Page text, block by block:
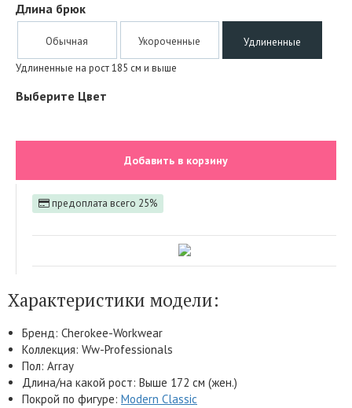
Длина брюк
Обычная Укороченные
Удлиненные
Удлиненные на рост 185 см и выше
Выберите Цвет
Добавить в корзину
предоплата всего 25%
Характеристики модели:
Бренд: Cherokee-Workwear
Коллекция: Ww-Professionals
Пол: Array
Длина/на какой рост: Выше 172 см (жен.)
Покрой по фигуре: Modern Classic